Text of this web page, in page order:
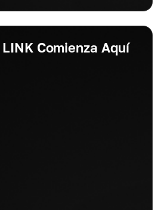
Comienza Aquí